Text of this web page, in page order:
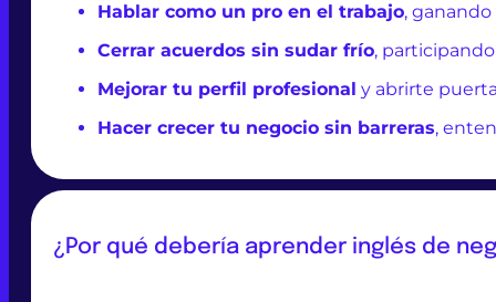
Hablar como un pro en el trabajo,
Cerrar acuerdos sin sudar frío,
Mejorar tu perfil profesional y abrirte
Hacer crecer tu negocio sin barreras,
¿Por qué debería aprender inglés de